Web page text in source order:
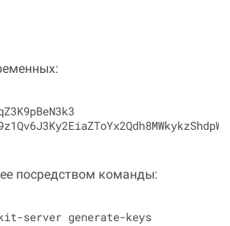
посредством команды:
# /usr/bin/livekit-server generate-keys